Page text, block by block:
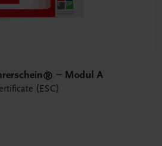
– Modul A
(ESC)